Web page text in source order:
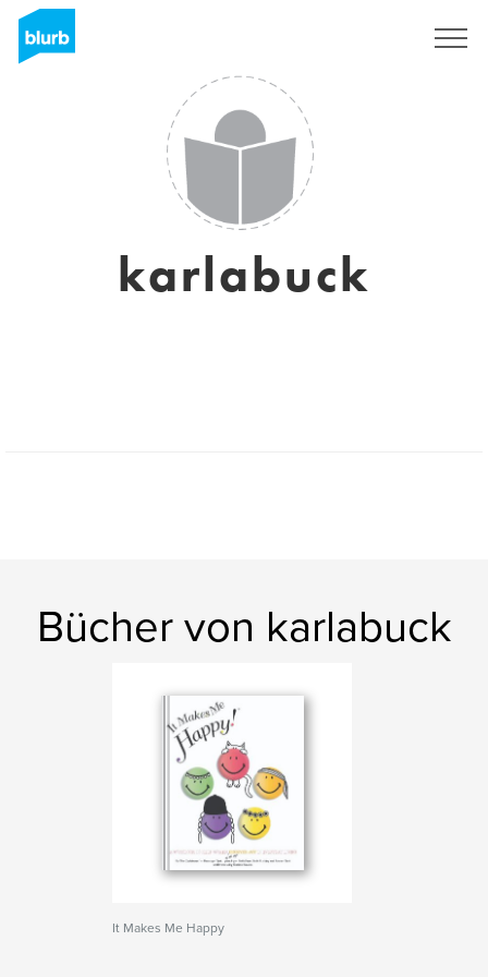
karlabuck
Bücher von karlabuck
It Makes Me Happy